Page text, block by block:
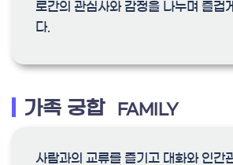
로간의 관심사와 감정을 나누며 즐겁
다.
가족 궁합 FAMILY
사람과의 교류를 즐기고 대화와 인간